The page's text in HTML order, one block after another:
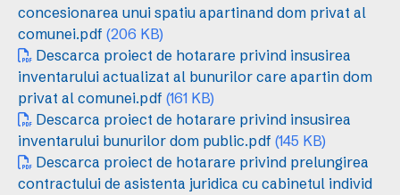
concesionarea unui spatiu apartinand dom privat al
comunei.pdf (206 KB)
Descarca proiect de hotarare privind insusirea
inventarului actualizat al bunurilor care apartin dom
privat al comunei.pdf (161 KB)
Descarca proiect de hotarare privind insusirea
inventarului bunurilor dom public.pdf (145 KB)
Descarca proiect de hotarare privind prelungirea
contractului de asistenta juridica cu cabinetul individ